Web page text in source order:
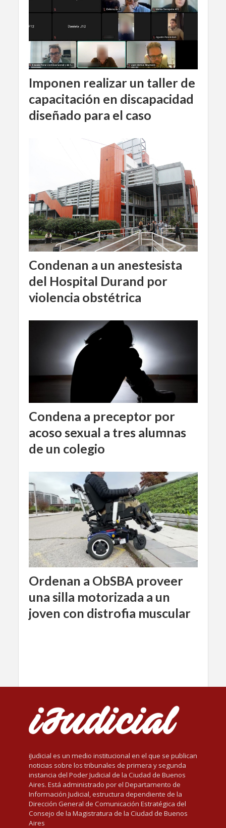
Imponen realizar un taller de
capacitación en discapacidad
diseñado para el caso
Condenan a un anestesista
del Hospital Durand por
violencia obstétrica
Condena a preceptor por
acoso sexual a tres alumnas
de un colegio
Ordenan a ObSBA proveer
una silla motorizada a un
joven con distrofia muscular
iJudicial es un medio institucional en el que se publican
noticias sobre los tribunales de primera y segunda
instancia del Poder Judicial de la Ciudad de Buenos
Aires. Está administrado por el Departamento de
Información Judicial, estructura dependiente de la
Dirección General de Comunicación Estratégica del
Consejo de la Magistratura de la Ciudad de Buenos
Aires